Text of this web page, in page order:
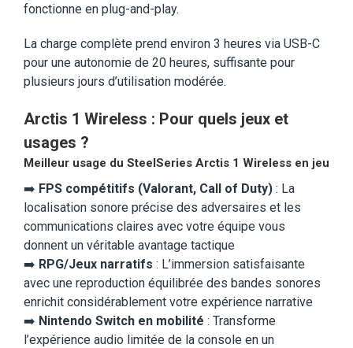
fonctionne en plug-and-play.
La charge complète prend environ 3 heures via USB-C
pour une autonomie de 20 heures, suffisante pour
plusieurs jours d’utilisation modérée.
Arctis 1 Wireless : Pour quels jeux et
usages ?
Meilleur usage du SteelSeries Arctis 1 Wireless en jeu
➡️ FPS compétitifs (Valorant, Call of Duty) : La
localisation sonore précise des adversaires et les
communications claires avec votre équipe vous
donnent un véritable avantage tactique
➡️ RPG/Jeux narratifs : L’immersion satisfaisante
avec une reproduction équilibrée des bandes sonores
enrichit considérablement votre expérience narrative
➡️ Nintendo Switch en mobilité : Transforme
l’expérience audio limitée de la console en un